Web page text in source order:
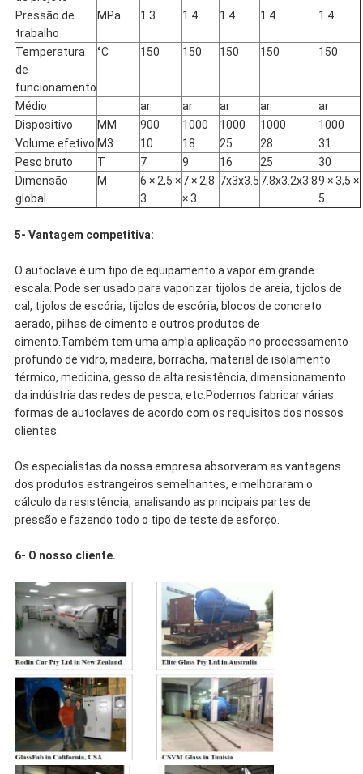
Pressão de
trabalho
MPa 1.3 1.4 1.4 1.4 1.4
Temperatura
de
funcionamento
°C 150 150 150 150 150
Médio ar ar ar ar
ar
Dispositivo
MM 900 1000 1000 1000
1000
Volume efetivo M3 10 18 25 28
31
Peso bruto
T 7 9 16 25
30
Dimensão
global
M
6 × 2,5 ×
3
7 × 2,8
× 3
7x3x3.57.8x3.2x3.89 × 3,5 ×
5
5- Vantagem competitiva:
O autoclave é um tipo de equipamento a vapor em grande
escala. Pode ser usado para vaporizar tijolos de areia, tijolos de
cal, tijolos de escória, tijolos de escória, blocos de concreto
aerado, pilhas de cimento e outros produtos de
cimento.Também tem uma ampla aplicação no processamento
profundo de vidro, madeira, borracha, material de isolamento
térmico, medicina, gesso de alta resistência, dimensionamento
da indústria das redes de pesca, etc.Podemos fabricar várias
formas de autoclaves de acordo com os requisitos dos nossos
clientes.
Os especialistas da nossa empresa absorveram as vantagens
dos produtos estrangeiros semelhantes, e melhoraram o
cálculo da resistência, analisando as principais partes de
pressão e fazendo todo o tipo de teste de esforço.
6- O nosso cliente.